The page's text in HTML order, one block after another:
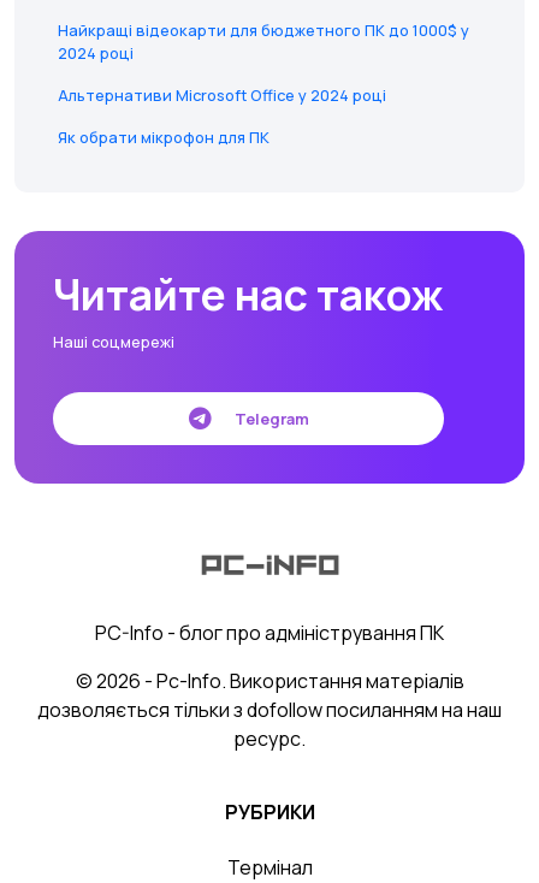
Найкращі відеокарти для бюджетного ПК до 1000$ у
2024 році
Альтернативи Microsoft Office у 2024 році
Як обрати мікрофон для ПК
Читайте нас також
Наші соцмережі
Telegram
PC-Info - блог про адміністрування ПК
© 2026 - Pc-Info. Використання матеріалів
дозволяється тільки з dofollow посиланням на наш
ресурс.
РУБРИКИ
Термінал